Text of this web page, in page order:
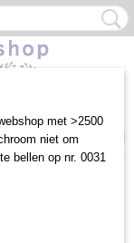
UW WINKELWAGEN
Geen producten
met >2500
niet om
bellen op nr. 0031